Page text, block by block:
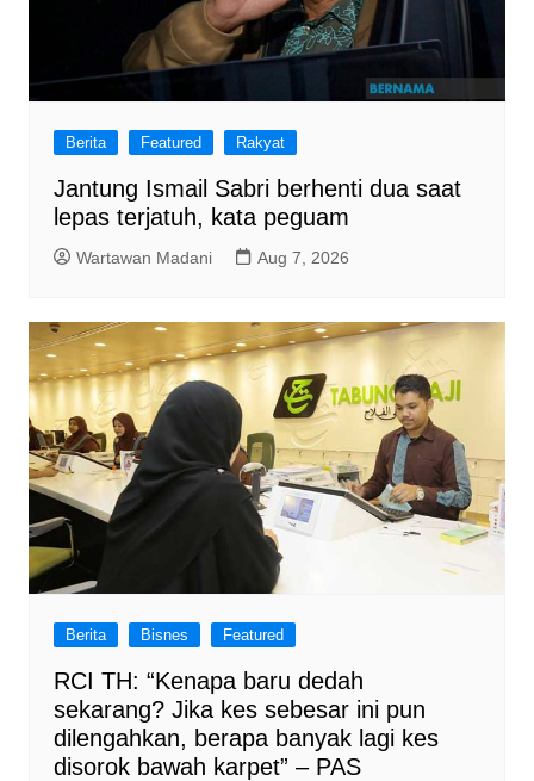
Berita Featured Rakyat
Jantung Ismail Sabri berhenti dua saat
lepas terjatuh, kata peguam
Wartawan Madani Aug 7, 2026
Berita Bisnes Featured
RCI TH: “Kenapa baru dedah
sekarang? Jika kes sebesar ini pun
dilengahkan, berapa banyak lagi kes
disorok bawah karpet” – PAS